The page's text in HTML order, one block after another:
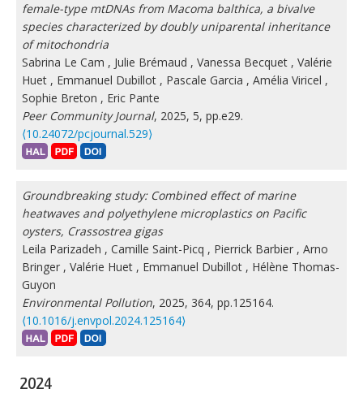
female-type mtDNAs from Macoma balthica, a bivalve
species characterized by doubly uniparental inheritance
of mitochondria
Sabrina Le Cam , Julie Brémaud , Vanessa Becquet , Valérie
Huet , Emmanuel Dubillot , Pascale Garcia , Amélia Viricel ,
Sophie Breton , Eric Pante
Peer Community Journal, 2025, 5, pp.e29.
⟨10.24072/pcjournal.529⟩
Groundbreaking study: Combined effect of marine
heatwaves and polyethylene microplastics on Pacific
oysters, Crassostrea gigas
Leila Parizadeh , Camille Saint-Picq , Pierrick Barbier , Arno
Bringer , Valérie Huet , Emmanuel Dubillot , Hélène Thomas-
Guyon
Environmental Pollution, 2025, 364, pp.125164.
⟨10.1016/j.envpol.2024.125164⟩
2024